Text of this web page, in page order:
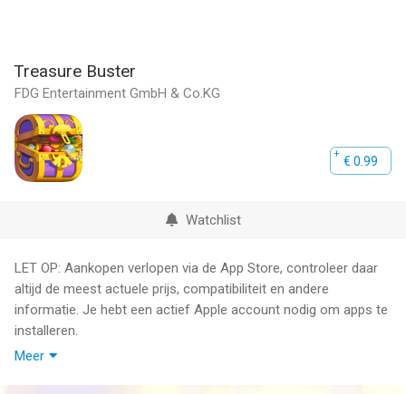
Treasure Buster
FDG Entertainment GmbH & Co.KG
€ 0.99
Watchlist
LET OP: Aankopen verlopen via de App Store, controleer daar
altijd de meest actuele prijs, compatibiliteit en andere
informatie. Je hebt een actief Apple account nodig om apps te
installeren.
Meer